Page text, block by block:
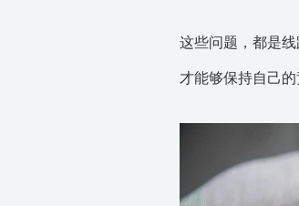
这些问题，都是
才能够保持自己